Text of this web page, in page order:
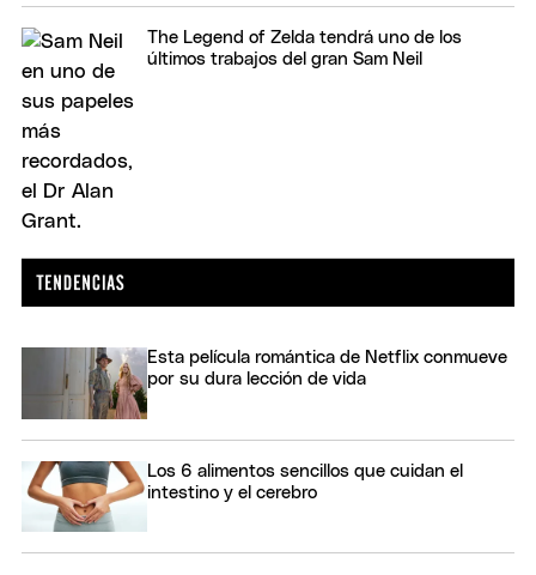
The Legend of Zelda tendrá uno de los
últimos trabajos del gran Sam Neil
Esta película romántica de Netflix conmueve
por su dura lección de vida
Los 6 alimentos sencillos que cuidan el
intestino y el cerebro